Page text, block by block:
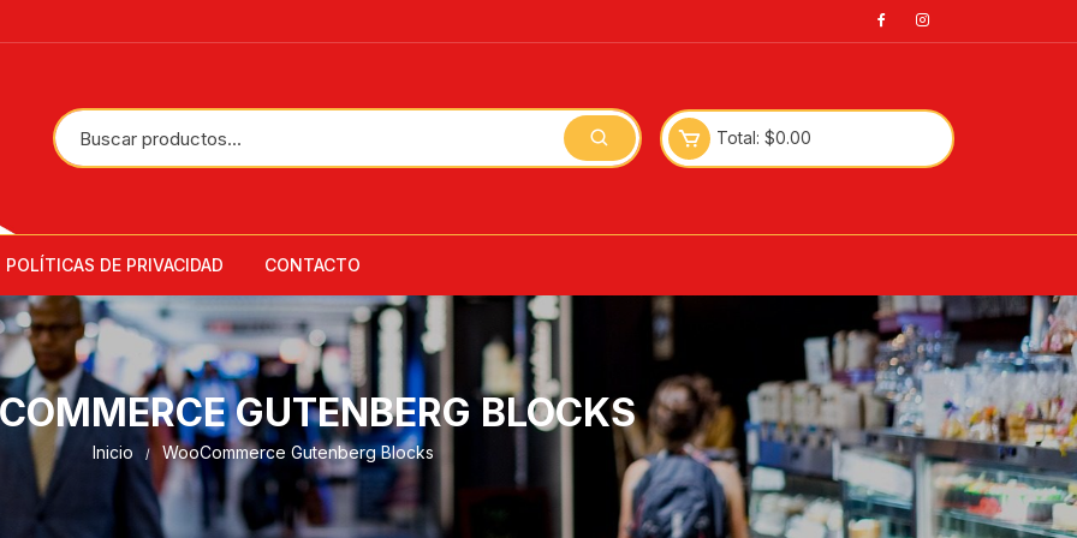
Total: $0.00
Accesorios
Anaqueles
Archivadores
Archivadores Verticales
POLÍTICAS DE PRIVACIDAD CONTACTO
GUTENBERG BLOCKS
Inicio WooCommerce Gutenberg Blocks